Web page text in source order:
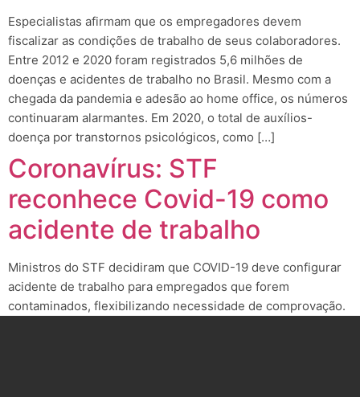
Especialistas afirmam que os empregadores devem
fiscalizar as condições de trabalho de seus colaboradores.
Entre 2012 e 2020 foram registrados 5,6 milhões de
doenças e acidentes de trabalho no Brasil. Mesmo com a
chegada da pandemia e adesão ao home office, os números
continuaram alarmantes. Em 2020, o total de auxílios-
doença por transtornos psicológicos, como […]
Coronavírus: STF
reconhece Covid-19 como
acidente de trabalho
Ministros do STF decidiram que COVID-19 deve configurar
acidente de trabalho para empregados que forem
contaminados, flexibilizando necessidade de comprovação.